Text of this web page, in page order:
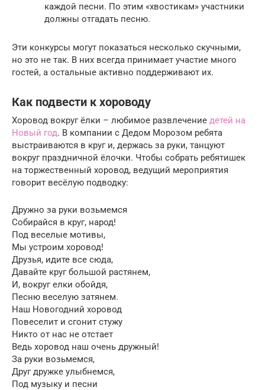
каждой песни. По этим «хвостикам» участники
должны отгадать песню.
Эти конкурсы могут показаться несколько скучными,
но это не так. В них всегда принимает участие много
гостей, а остальные активно поддерживают их.
Как подвести к хороводу
Хоровод вокруг ёлки – любимое развлечение детей на
Новый год. В компании с Дедом Морозом ребята
выстраиваются в круг и, держась за руки, танцуют
вокруг праздничной ёлочки. Чтобы собрать ребятишек
на торжественный хоровод, ведущий мероприятия
говорит весёлую подводку:
Дружно за руки возьмемся
Собирайся в круг, народ!
Под веселые мотивы,
Мы устроим хоровод!
Друзья, идите все сюда,
Давайте круг большой растянем,
И, вокруг елки обойдя,
Песню веселую затянем.
Наш Новогодний хоровод
Повеселит и сгонит стужу
Никто от нас не отстает
Ведь хоровод наш очень дружный!
За руки возьмемся,
Друг дружке улыбнемся,
Под музыку и песни